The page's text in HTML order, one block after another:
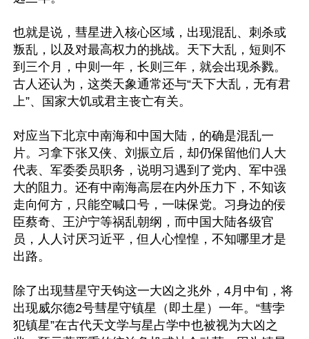
也就是说，彗星进入核心区域，出现混乱、刺杀或
叛乱，以及对最高权力的挑战。天下大乱，短则不
到三个月，中则一年，长则三年，就会出现杀戮。
古人还认为，这类天象通常还与“天下大乱，无有君
上”、国家大饥或君主丧亡有关。
对应当下北京中南海和中国大陆，的确是混乱一
片。习拿下张又侠、刘振立后，却仍保留他们人大
代表、军委委员职务，说明习遇到了党内、军中强
大的阻力。还有中南海高层在内外压力下，不知该
走向何方，只能空喊口号，一味保党。习身边的佞
臣蔡奇、王沪宁等祸乱朝纲，而中国大陆各级官
员，人人讨厌习近平，但人心惶惶，不知哪里才是
出路。
除了出现彗星守天钩这一大凶之兆外，4月中旬，将
出现威尔德2号彗星守镇星（即土星）一年。“彗孛
犯镇星”在古代天文学与星占学中也被视为大凶之